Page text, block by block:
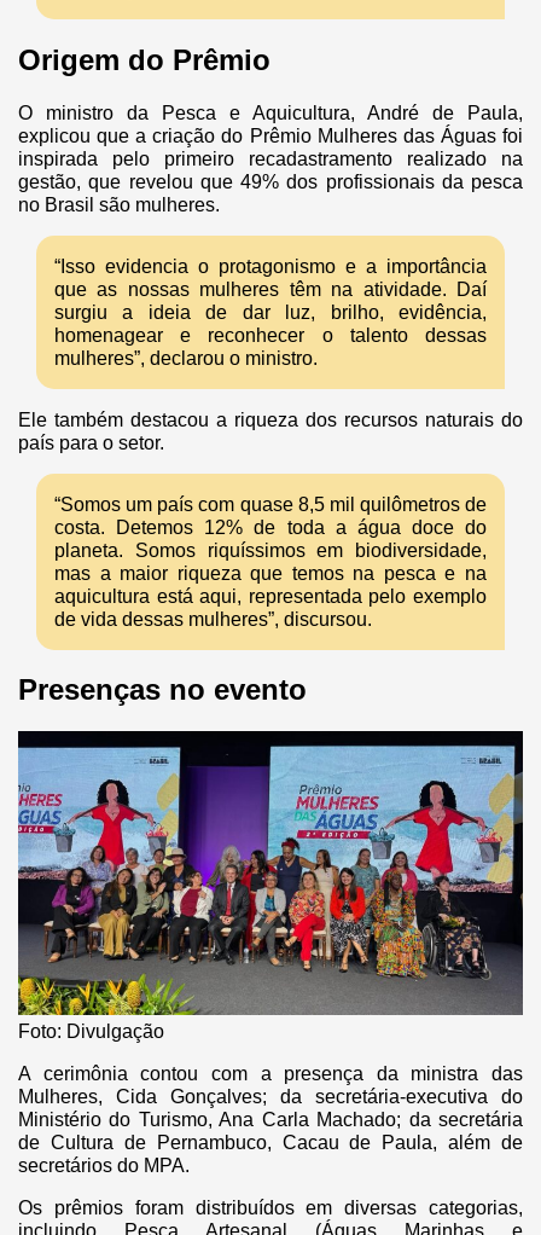
Origem do Prêmio
O ministro da Pesca e Aquicultura, André de Paula,
explicou que a criação do Prêmio Mulheres das Águas foi
inspirada pelo primeiro recadastramento realizado na
gestão, que revelou que 49% dos profissionais da pesca
no Brasil são mulheres.
“Isso evidencia o protagonismo e a importância
que as nossas mulheres têm na atividade. Daí
surgiu a ideia de dar luz, brilho, evidência,
homenagear e reconhecer o talento dessas
mulheres”, declarou o ministro.
Ele também destacou a riqueza dos recursos naturais do
país para o setor.
“Somos um país com quase 8,5 mil quilômetros de
costa. Detemos 12% de toda a água doce do
planeta. Somos riquíssimos em biodiversidade,
mas a maior riqueza que temos na pesca e na
aquicultura está aqui, representada pelo exemplo
de vida dessas mulheres”, discursou.
Presenças no evento
Foto: Divulgação
A cerimônia contou com a presença da ministra das
Mulheres, Cida Gonçalves; da secretária-executiva do
Ministério do Turismo, Ana Carla Machado; da secretária
de Cultura de Pernambuco, Cacau de Paula, além de
secretários do MPA.
Os prêmios foram distribuídos em diversas categorias,